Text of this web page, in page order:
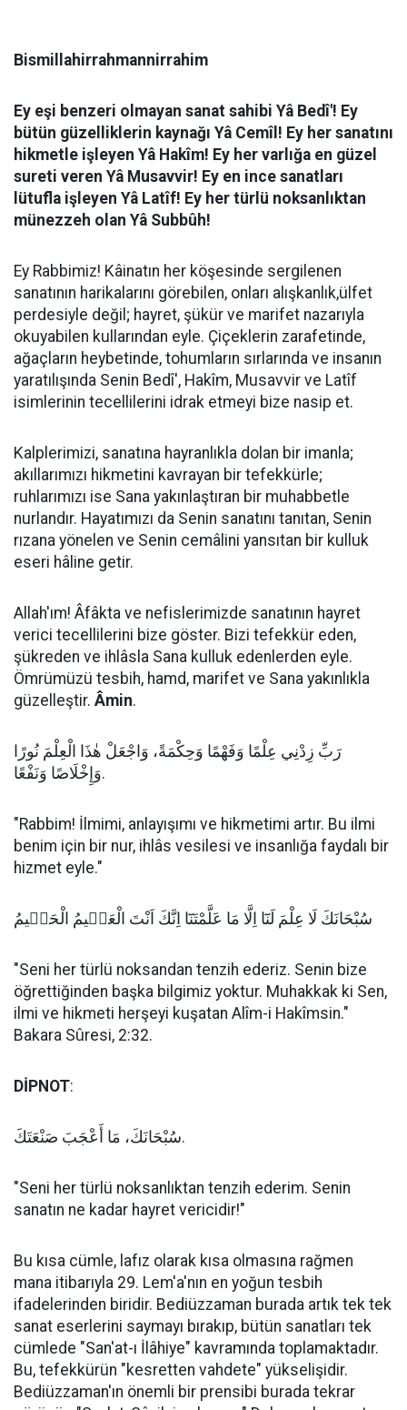
Bismillahirrahmannirrahim
Ey eşi benzeri olmayan sanat sahibi Yâ Bedî'! Ey
bütün güzelliklerin kaynağı Yâ Cemîl! Ey her sanatını
hikmetle işleyen Yâ Hakîm! Ey her varlığa en güzel
sureti veren Yâ Musavvir! Ey en ince sanatları
lütufla işleyen Yâ Latîf! Ey her türlü noksanlıktan
münezzeh olan Yâ Subbûh!
Ey Rabbimiz! Kâinatın her köşesinde sergilenen
sanatının harikalarını görebilen, onları alışkanlık,ülfet
perdesiyle değil; hayret, şükür ve marifet nazarıyla
okuyabilen kullarından eyle. Çiçeklerin zarafetinde,
ağaçların heybetinde, tohumların sırlarında ve insanın
yaratılışında Senin Bedî', Hakîm, Musavvir ve Latîf
isimlerinin tecellilerini idrak etmeyi bize nasip et.
Kalplerimizi, sanatına hayranlıkla dolan bir imanla;
akıllarımızı hikmetini kavrayan bir tefekkürle;
ruhlarımızı ise Sana yakınlaştıran bir muhabbetle
nurlandır. Hayatımızı da Senin sanatını tanıtan, Senin
rızana yönelen ve Senin cemâlini yansıtan bir kulluk
eseri hâline getir.
Allah'ım! Âfâkta ve nefislerimizde sanatının hayret
verici tecellilerini bize göster. Bizi tefekkür eden,
şükreden ve ihlâsla Sana kulluk edenlerden eyle.
Ömrümüzü tesbih, hamd, marifet ve Sana yakınlıkla
güzelleştir. Âmin.
رَبِّ زِدْنِي عِلْمًا وَفَهْمًا وَحِكْمَةً، وَاجْعَلْ هٰذَا الْعِلْمَ نُورًا
وَإِخْلَاصًا وَنَفْعًا.
"Rabbim! İlmimi, anlayışımı ve hikmetimi artır. Bu ilmi
benim için bir nur, ihlâs vesilesi ve insanlığa faydalı bir
hizmet eyle."
سُبْحَانَكَ لَا عِلْمَ لَنَٓا اِلَّا مَا عَلَّمْتَنَٓا اِنَّكَ اَنْتَ الْعَلٖيمُ الْحَكٖيمُ
"Seni her türlü noksandan tenzih ederiz. Senin bize
öğrettiğinden başka bilgimiz yoktur. Muhakkak ki Sen,
ilmi ve hikmeti herşeyi kuşatan Alîm-i Hakîmsin."
Bakara Sûresi, 2:32.
DİPNOT:
سُبْحَانَكَ، مَا أَعْجَبَ صَنْعَتَكَ.
"Seni her türlü noksanlıktan tenzih ederim. Senin
sanatın ne kadar hayret vericidir!"
Bu kısa cümle, lafız olarak kısa olmasına rağmen
mana itibarıyla 29. Lem'a'nın en yoğun tesbih
ifadelerinden biridir. Bediüzzaman burada artık tek tek
sanat eserlerini saymayı bırakıp, bütün sanatları tek
cümlede "San'at-ı İlâhiye" kavramında toplamaktadır.
Bu, tefekkürün "kesretten vahdete" yükselişidir.
Bediüzzaman'ın önemli bir prensibi burada tekrar